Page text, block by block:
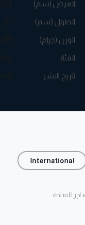
العرض (سم)
الطول (سم)
الوزن (جرام)
الفئة
تاريخ النشر
International
المتاحة